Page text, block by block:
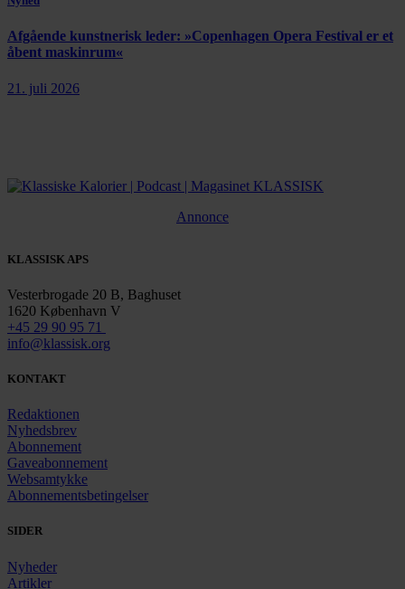
Afgående kunstnerisk leder: »Copenhagen Opera Festival er et
åbent maskinrum«
21. juli 2026
Annonce
KLASSISK APS
Vesterbrogade 20 B, Baghuset
1620 København V
+45 29 90 95 71
info@klassisk.org
KONTAKT
Redaktionen
Nyhedsbrev
Abonnement
Gaveabonnement
Websamtykke
Abonnementsbetingelser
SIDER
Nyheder
Artikler